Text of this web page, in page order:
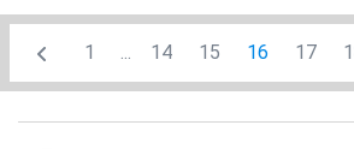
1 ... 14 15 16 17